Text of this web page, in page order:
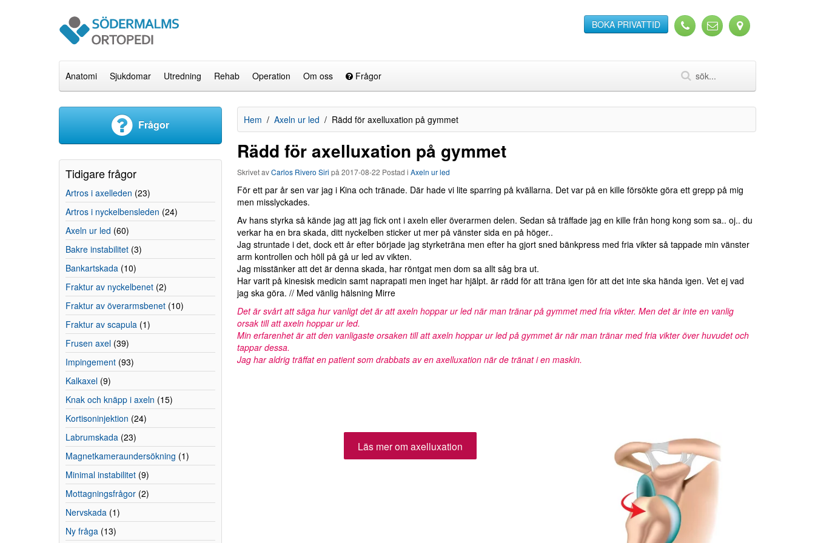
BOKA PRIVATTID
Anatomi Sjukdomar Utredning Rehab Operation Om oss Frågor
Hem Axeln ur led Rädd för axelluxation på gymmet
Rädd för axelluxation på gymmet
Skrivet avCarlos Rivero Siri på 2017-08-22 Postad i Axeln ur led
För ett par år sen var jag i Kina och tränade. Där hade vi lite sparring på kvällarna. Det var på en kille försökte göra ett grepp på mig
men misslyckades.
Av hans styrka så kände jag att jag fick ont i axeln eller överarmen delen. Sedan så träffade jag en kille från hong kong som sa.. oj.. du
verkar ha en bra skada, ditt nyckelben sticker ut mer på vänster sida en på höger..
Jag struntade i det, dock ett år efter började jag styrketräna men efter ha gjort sned bänkpress med fria vikter så tappade min vänster
arm kontrollen och höll på gå ur led av vikten.
Jag misstänker att det är denna skada, har röntgat men dom sa allt såg bra ut.
Har varit på kinesisk medicin samt naprapati men inget har hjälpt. är rädd för att träna igen för att det inte ska hända igen. Vet ej vad
jag ska göra. // Med vänlig hälsning Mirre
Det är svårt att säga hur vanligt det är att axeln hoppar ur led när man tränar på gymmet med fria vikter. Men det är inte en vanlig
orsak till att axeln hoppar ur led.
Min erfarenhet är att den vanligaste orsaken till att axeln hoppar ur led på gymmet är när man tränar med fria vikter över huvudet och
tappar dessa.
Jag har aldrig träffat en patient som drabbats av en axelluxation när de tränat i en maskin.
Läs mer om axelluxation
Frågor
Tidigare frågor
Artros i axelleden (23)
Artros i nyckelbensleden (24)
Axeln ur led (60)
Bakre instabilitet (3)
Bankartskada (10)
Fraktur av nyckelbenet (2)
Fraktur av överarmsbenet (10)
Fraktur av scapula (1)
Frusen axel (39)
Impingement (93)
Kalkaxel (9)
Knak och knäpp i axeln (15)
Kortisoninjektion (24)
Labrumskada (23)
Magnetkameraundersökning (1)
Minimal instabilitet (9)
Mottagningsfrågor (2)
Nervskada (1)
Ny fråga (13)